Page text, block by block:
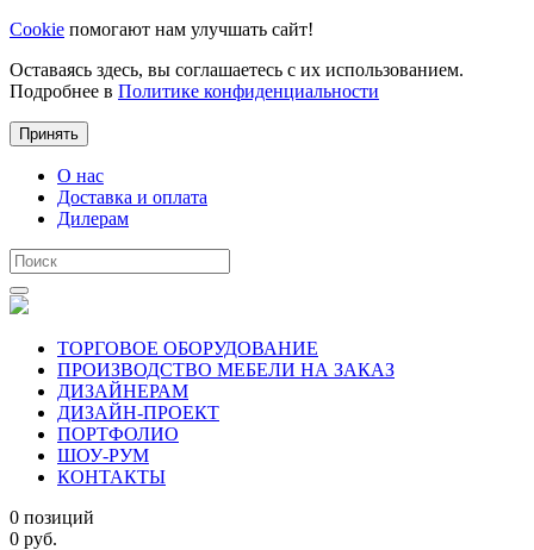
Cookie помогают нам улучшать сайт!
Оставаясь здесь, вы соглашаетесь с их использованием.
Подробнее в Политике конфиденциальности
Принять
О нас
Доставка и оплата
Дилерам
ТОРГОВОЕ ОБОРУДОВАНИЕ
ПРОИЗВОДСТВО МЕБЕЛИ НА ЗАКАЗ
ДИЗАЙНЕРАМ
ДИЗАЙН-ПРОЕКТ
ПОРТФОЛИО
ШОУ-РУМ
КОНТАКТЫ
0 позиций
0 руб.